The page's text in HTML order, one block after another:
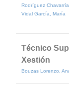
Rodríguez
Vidal García, María
Técnico
Xestión
Bouzas Lorenzo,